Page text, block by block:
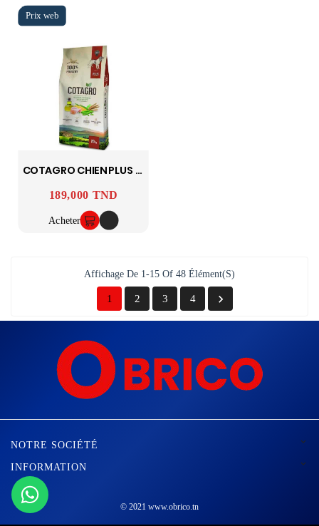
COTAGRO CHIEN PLUS 20KG
Prix
189,000 TND
Acheter
Affichage De 1-15 Of 48 Élément(s)
1 2 3 4 
NOTRE SOCIÉTÉ 
INFORMATION 
© 2021 www.obrico.tn